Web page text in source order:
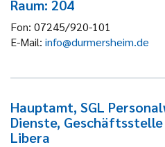
Raum: 204
Fon: 07245/920-101
E-Mail: info@durmersheim.de
Hauptamt, SGL
Dienste,
Libera